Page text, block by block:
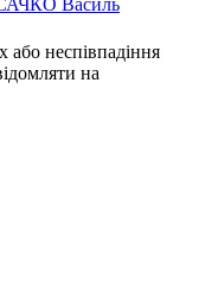
або неспівпадіння
на